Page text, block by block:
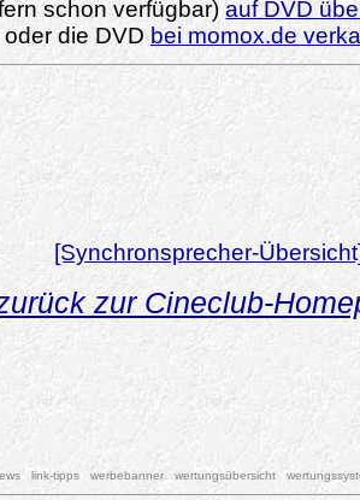
schon verfügbar)auf DVD
oder die DVD bei momox.de
[Synchronsprecher-
zur Cineclub-
link-tipps werbebanner wertungsübersicht